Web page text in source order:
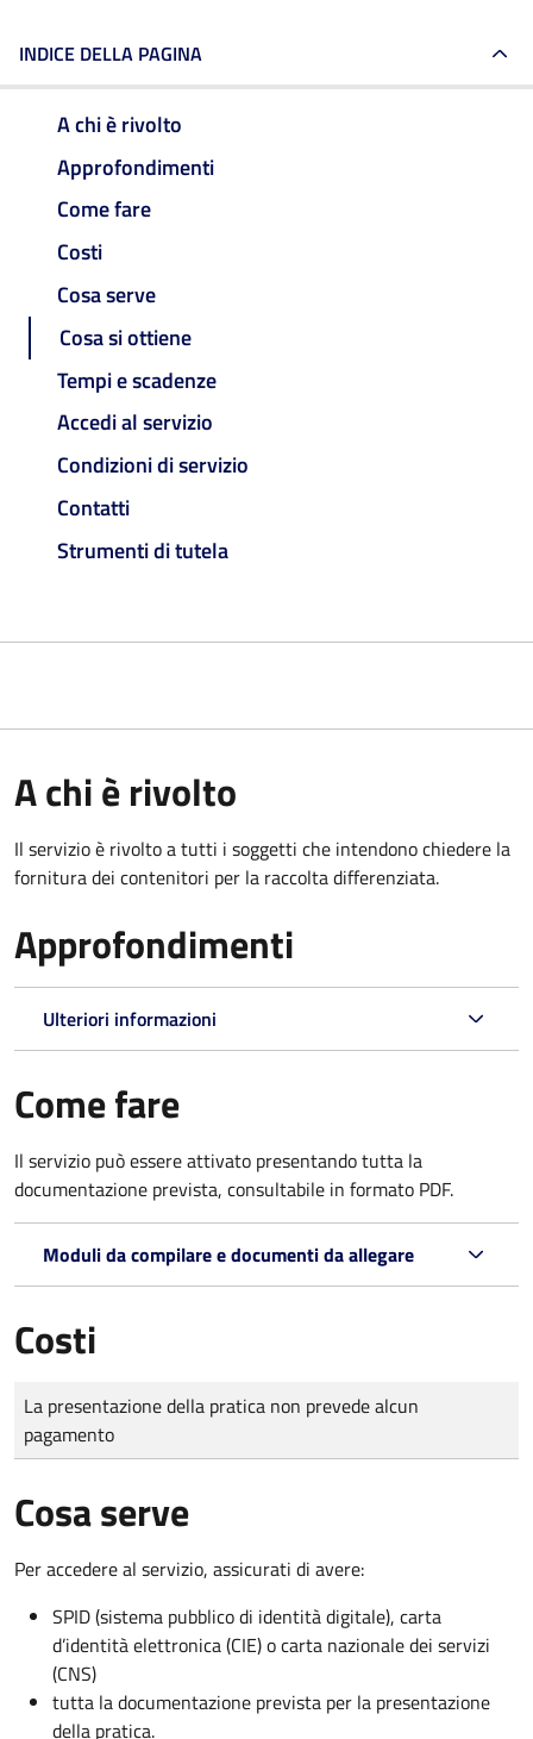
INDICE DELLA PAGINA
A chi è rivolto
Approfondimenti
Come fare
Costi
Cosa serve
Cosa si ottiene
Tempi e scadenze
Accedi al servizio
Condizioni di servizio
Contatti
Strumenti di tutela
A chi è rivolto
Il servizio è rivolto a tutti i soggetti che intendono chiedere la
fornitura dei contenitori per la raccolta differenziata.
Approfondimenti
Ulteriori informazioni
Come fare
Il servizio può essere attivato presentando tutta la
documentazione prevista, consultabile in formato PDF.
Moduli da compilare e documenti da allegare
Costi
Tipo di pagamento
Importo
La presentazione della pratica non prevede alcun
pagamento
Cosa serve
Per accedere al servizio, assicurati di avere:
SPID (sistema pubblico di identità digitale), carta
d’identità elettronica (CIE) o carta nazionale dei servizi
(CNS)
tutta la documentazione prevista per la presentazione
della pratica.